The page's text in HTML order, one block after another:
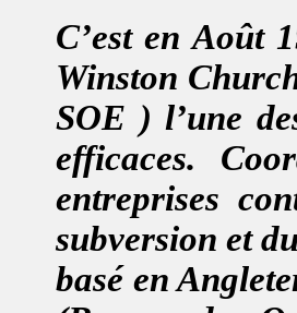
C’est en Août
Winston
SOE ) l’une
efficaces.
entreprises
subversion et
basé en